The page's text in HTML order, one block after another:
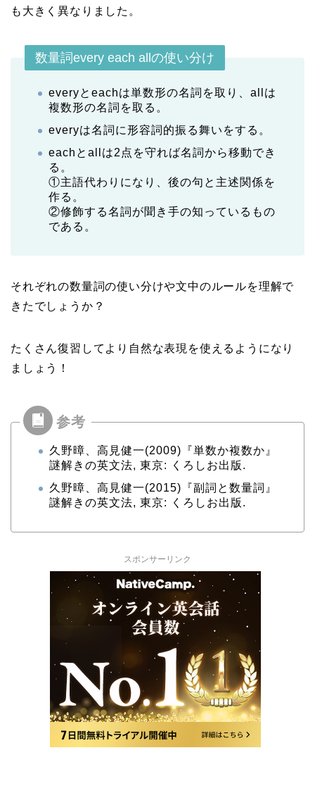
も大きく異なりました。
数量詞every each allの使い分け
everyとeachは単数形の名詞を取り、allは
複数形の名詞を取る。
everyは名詞に形容詞的振る舞いをする。
eachとallは2点を守れば名詞から移動でき
る。
①主語代わりになり、後の句と主述関係を
作る。
②修飾する名詞が聞き手の知っているもの
である。
それぞれの数量詞の使い分けや文中のルールを理解で
きたでしょうか？
たくさん復習してより自然な表現を使えるようになり
ましょう！
久野暲、高見健一(2009)『単数か複数か』
謎解きの英文法, 東京: くろしお出版.
久野暲、高見健一(2015)『副詞と数量詞』
謎解きの英文法, 東京: くろしお出版.
スポンサーリンク